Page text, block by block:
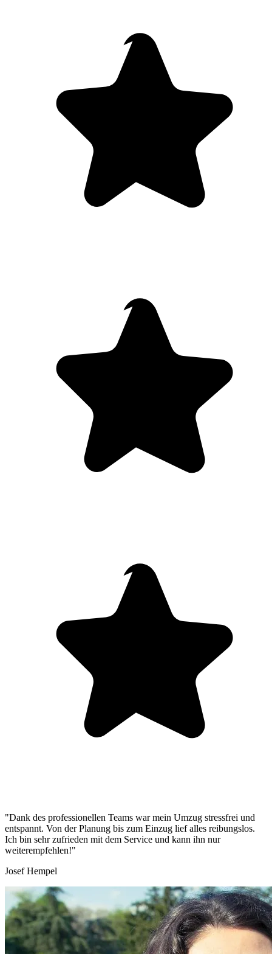
"Dank des professionellen Teams war mein Umzug stressfrei und
entspannt. Von der Planung bis zum Einzug lief alles reibungslos.
Ich bin sehr zufrieden mit dem Service und kann ihn nur
weiterempfehlen!"
Josef Hempel